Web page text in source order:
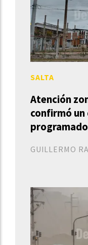
Atención
confirmó
GUILLERMO
SALTA